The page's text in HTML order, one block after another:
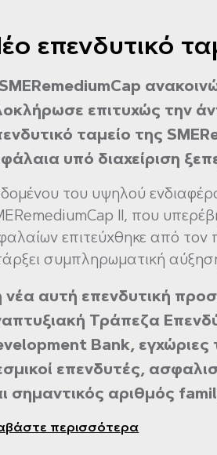
επενδυτικό
επιτυχώς την
ταμείο της
υπό διαχείριση
του υψηλού
II, που
επιτεύχθηκε από
συμπληρωματική
νέα αυτή επενδυτική
Τράπεζα
Bank,
επενδυτές,
σημαντικός αριθμός
περισσότερα